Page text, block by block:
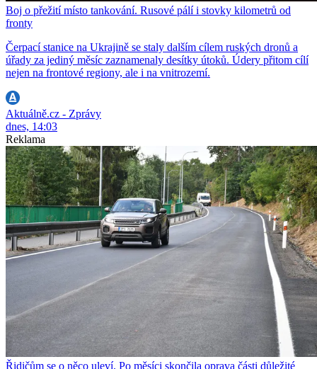
Boj o přežití místo tankování. Rusové pálí i stovky kilometrů od
fronty
Čerpací stanice na Ukrajině se staly dalším cílem ruských dronů a
úřady za jediný měsíc zaznamenaly desítky útoků. Údery přitom cílí
nejen na frontové regiony, ale i na vnitrozemí.
Aktuálně.cz - Zprávy
dnes, 14:03
Reklama
Řidičům se o něco uleví. Po měsíci skončila oprava části důležité